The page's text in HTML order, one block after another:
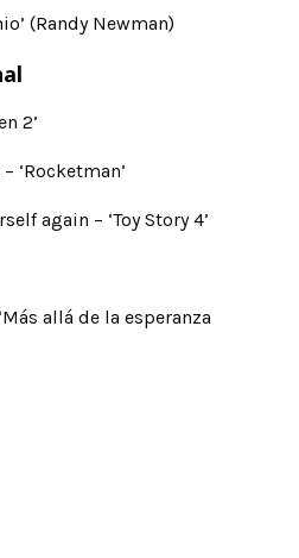
(Randy Newman)
2’
‘Rocketman’
again – ‘Toy Story 4’
allá de la esperanza